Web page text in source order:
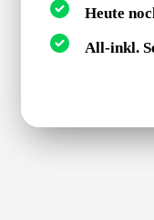
Heute
All-inkl.